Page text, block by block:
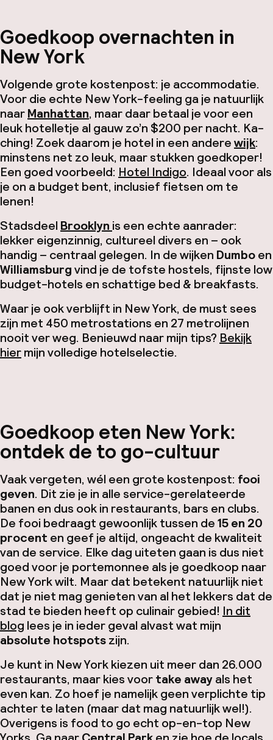
Goedkoop overnachten in
New York
Volgende grote kostenpost: je accommodatie.
Voor die echte New York-feeling ga je natuurlijk
naarManhattan, maar daar betaal je voor een
leuk hotelletje al gauw zo’n $200 per nacht. Ka-
ching! Zoek daarom je hotel in een anderewijk:
minstens net zo leuk, maar stukken goedkoper!
Een goed voorbeeld: Hotel Indigo. Ideaal voor als
je on a budget bent, inclusief fietsen om te
lenen!
Stadsdeel Brooklyn is een echte aanrader:
lekker eigenzinnig, cultureel divers en – ook
handig – centraal gelegen. In de wijken Dumboen
Williamsburgvind je de tofste hostels, fijnste low
budget-hotels en schattige bed & breakfasts.
Waar je ook verblijft in New York, de must sees
zijn met 450 metrostations en 27 metrolijnen
nooit ver weg. Benieuwd naar mijn tips? Bekijk
hiermijn volledige hotelselectie.
Goedkoop eten New York:
ontdek de to go-cultuur
Vaak vergeten, wél een grote kostenpost: fooi
geven. Dit zie je in alle service-gerelateerde
banen en dus ook in restaurants, bars en clubs.
De fooi bedraagt gewoonlijk tussen de15 en 20
procent en geef je altijd, ongeacht de kwaliteit
van de service. Elke dag uiteten gaan is dus niet
goed voor je portemonnee als je goedkoop naar
New York wilt. Maar dat betekent natuurlijk niet
dat je niet mag genieten van al het lekkers dat de
stad te bieden heeft op culinair gebied! In dit
blog lees je in ieder geval alvast wat mijn
absolute hotspotszijn.
Je kunt in New York kiezen uit meer dan 26.000
restaurants, maar kies voortake awayals het
even kan. Zo hoef je namelijk geen verplichte tip
achter te laten (maar dat mag natuurlijk wel!).
Overigens is food to go echt op-en-top New